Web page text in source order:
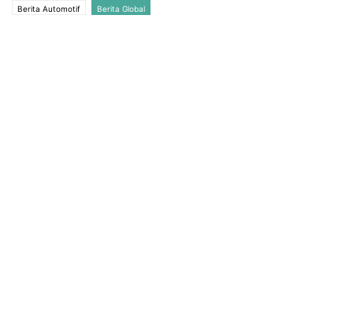
Berita Automotif Berita Global